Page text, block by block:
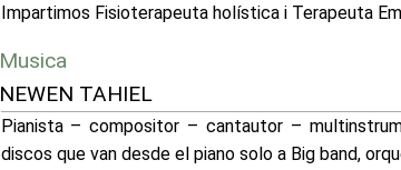
Impartimos Fisioterapeuta holística i Terapeuta
Musica
NEWEN TAHIEL
Pianista – compositor – cantautor –
discos que van desde el piano solo a Big band,